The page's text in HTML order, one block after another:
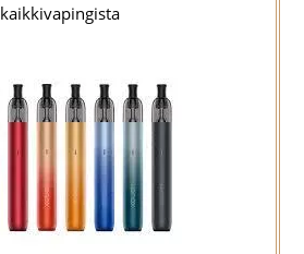
kaikkivapingista